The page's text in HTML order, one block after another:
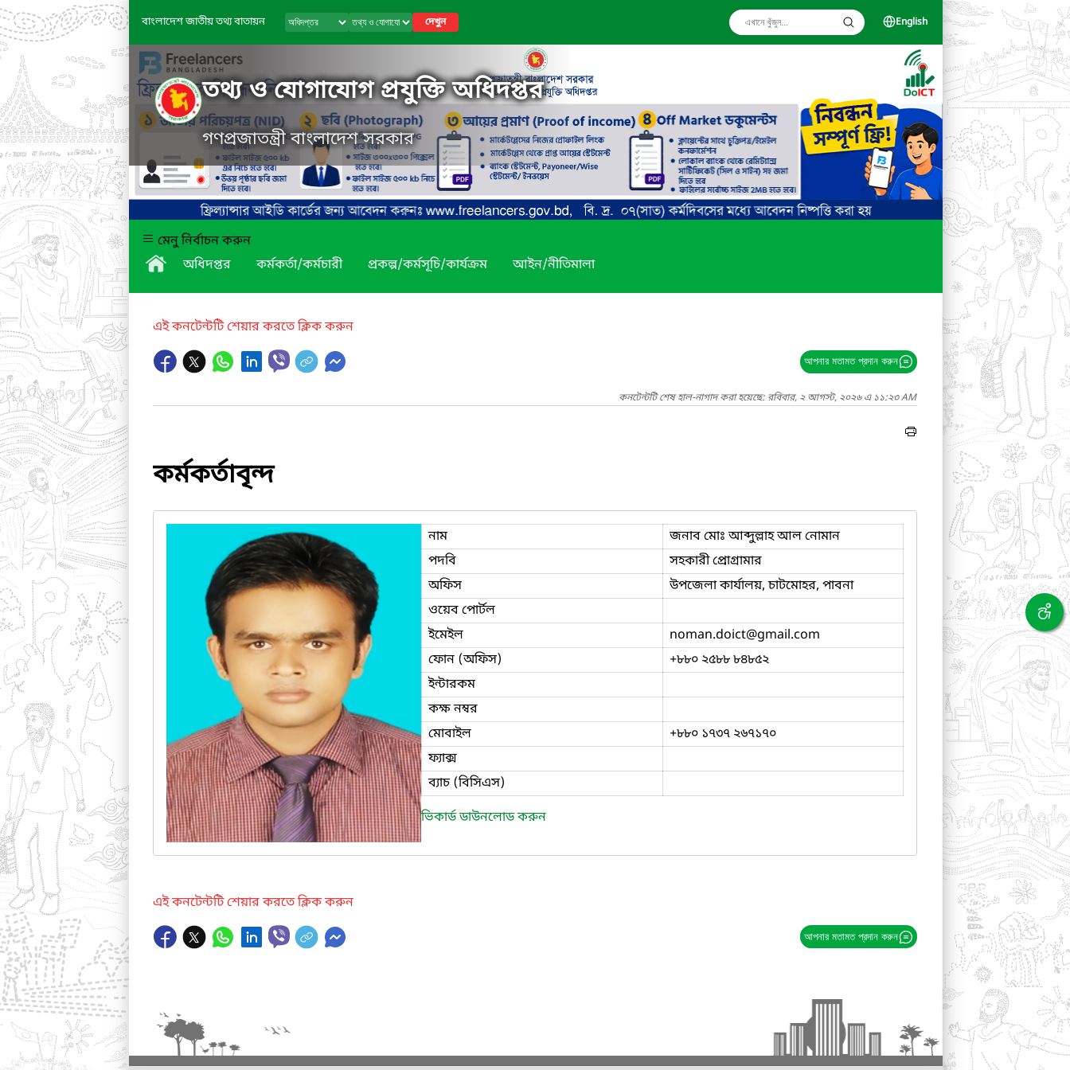
বাংলাদেশ জাতীয় তথ্য বাতায়ন দেখুন English
তথ্য ও যোগাযোগ প্রযুক্তি অধিদপ্তর
গণপ্রজাতন্ত্রী বাংলাদেশ সরকার
মেনু নির্বাচন করুন
অধিদপ্তর
কর্মকর্তা/কর্মচারী প্রকল্প/কর্মসূচি/কার্যক্রম আইন/নীতিমালা
এই কনটেন্টটি শেয়ার করতে ক্লিক করুন
আপনার মতামত প্রদান করুন
কনটেন্টটি শেষ হাল-নাগাদ করা হয়েছে: রবিবার, ২ আগস্ট, ২০২৬ এ ১১:২৩ AM
কর্মকর্তাবৃন্দ
নাম
জনাব মোঃ আব্দুল্লাহ আল নোমান
পদবি
সহকারী প্রোগ্রামার
অফিস
উপজেলা কার্যালয়, চাটমোহর, পাবনা
ওয়েব পোর্টল
ইমেইল
noman.doict@gmail.com
ফোন (অফিস)
+৮৮০ ২৫৮৮ ৮৪৮৫২
ইন্টারকম
কক্ষ নম্বর
মোবাইল
+৮৮০ ১৭৩৭ ২৬৭১৭০
ফ্যাক্স
ব্যাচ (বিসিএস)
ভিকার্ড ডাউনলোড করুন
এই কনটেন্টটি শেয়ার করতে ক্লিক করুন
আপনার মতামত প্রদান করুন